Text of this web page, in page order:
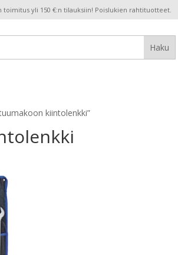
toimitus yli 150 €:n tilauksiin! Poislukien rahtituotteet.
kiintolenkki”